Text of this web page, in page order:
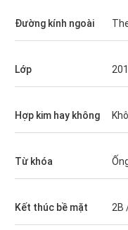
Đường kính ngoài
Lớp
Hợp kim hay không
Từ khóa
Kết thúc bề mặt 2B